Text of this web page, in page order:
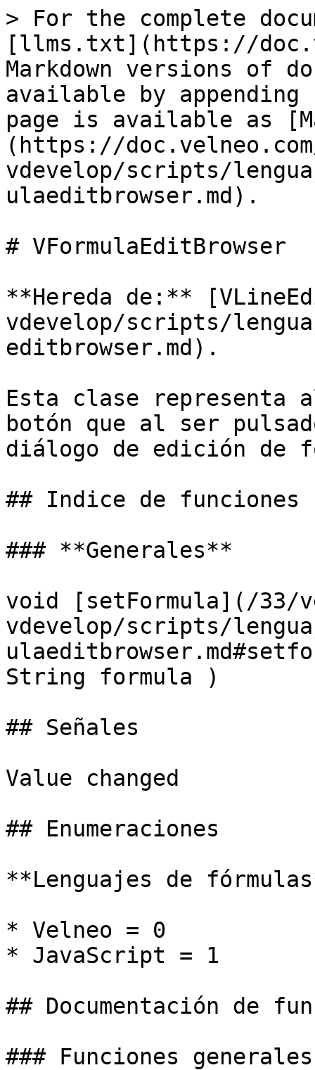
> For the complete
[llms.txt](https://
Markdown versions of
available by
page is available as
(https://
vdevelop/scripts/
ulaeditbrowser.md).
# VFormulaEditBrowser
**Hereda de:**
vdevelop/scripts/
editbrowser.md).
Esta clase representa
botón que al ser
diálogo de edición de
## Indice de funciones
### **Generales**
void [setFormula](/33/
vdevelop/scripts/
String formula )
## Señales
Value changed
## Enumeraciones
**Lenguajes de
* Velneo = 0
* JavaScript = 1
## Documentación de
### Funciones generales